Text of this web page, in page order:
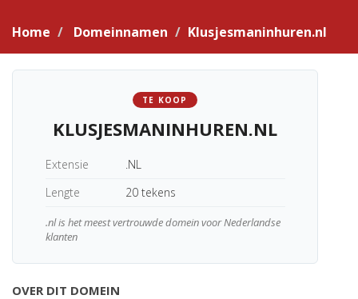
g
a
t
Home Domeinnamen Klusjesmaninhuren.nl
TE KOOP
KLUSJESMANINHUREN.NL
Extensie
.NL
Lengte
20 tekens
.nl is het meest vertrouwde domein voor Nederlandse
klanten
OVER DIT DOMEIN